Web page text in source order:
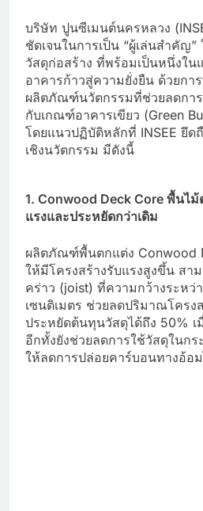
บริษัท ปูนซีเมนต์นครหลวง
ชัดเจนในการเป็น “ผู้เล่นสำคัญ
วัสดุก่อสร้าง ที่พร้อมเป็นหนึ่งใน
อาคารก้าวสู่ความยั่งยืน ด้วยก
ผลิตภัณฑ์นวัตกรรมที่ช่วยลดการ
กับเกณฑ์อาคารเขียว (Green
โดยแนวปฏิบัติหลักที่ INSEE ยึด
เชิงนวัตกรรม มีดังนี้
1. Conwood Deck Core พื้นไ
แรงและประหยัดกว่าเดิม
ผลิตภัณฑ์พื้นตกแต่ง Conwood
ให้มีโครงสร้างรับแรงสูงขึ้น สา
คร่าว (joist) ที่ความกว้างระหว่
เซนติเมตร ช่วยลดปริมาณโครง
ประหยัดต้นทุนวัสดุได้ถึง 50% เ
อีกทั้งยังช่วยลดการใช้วัสดุในก
ให้ลดการปล่อยคาร์บอนทางอ้อ